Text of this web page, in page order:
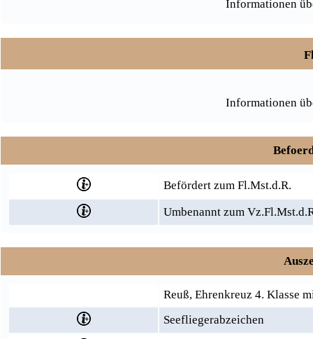
Informationen
Informationen
Befördert zum Fl.Mst.d.R.
Umbenannt zum
Reuß, Ehrenkreuz 4. Klasse
Seefliegerabzeichen